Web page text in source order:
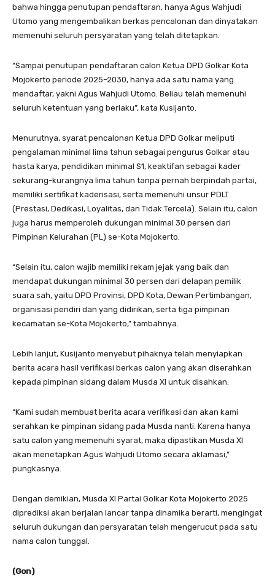
bahwa hingga penutupan pendaftaran, hanya Agus Wahjudi
Utomo yang mengembalikan berkas pencalonan dan dinyatakan
memenuhi seluruh persyaratan yang telah ditetapkan.
“Sampai penutupan pendaftaran calon Ketua DPD Golkar Kota
Mojokerto periode 2025–2030, hanya ada satu nama yang
mendaftar, yakni Agus Wahjudi Utomo. Beliau telah memenuhi
seluruh ketentuan yang berlaku”, kata Kusijanto.
Menurutnya, syarat pencalonan Ketua DPD Golkar meliputi
pengalaman minimal lima tahun sebagai pengurus Golkar atau
hasta karya, pendidikan minimal S1, keaktifan sebagai kader
sekurang-kurangnya lima tahun tanpa pernah berpindah partai,
memiliki sertifikat kaderisasi, serta memenuhi unsur PDLT
(Prestasi, Dedikasi, Loyalitas, dan Tidak Tercela). Selain itu, calon
juga harus memperoleh dukungan minimal 30 persen dari
Pimpinan Kelurahan (PL) se-Kota Mojokerto.
“Selain itu, calon wajib memiliki rekam jejak yang baik dan
mendapat dukungan minimal 30 persen dari delapan pemilik
suara sah, yaitu DPD Provinsi, DPD Kota, Dewan Pertimbangan,
organisasi pendiri dan yang didirikan, serta tiga pimpinan
kecamatan se-Kota Mojokerto,” tambahnya.
Lebih lanjut, Kusijanto menyebut pihaknya telah menyiapkan
berita acara hasil verifikasi berkas calon yang akan diserahkan
kepada pimpinan sidang dalam Musda XI untuk disahkan.
“Kami sudah membuat berita acara verifikasi dan akan kami
serahkan ke pimpinan sidang pada Musda nanti. Karena hanya
satu calon yang memenuhi syarat, maka dipastikan Musda XI
akan menetapkan Agus Wahjudi Utomo secara aklamasi,”
pungkasnya.
Dengan demikian, Musda XI Partai Golkar Kota Mojokerto 2025
diprediksi akan berjalan lancar tanpa dinamika berarti, mengingat
seluruh dukungan dan persyaratan telah mengerucut pada satu
nama calon tunggal.
(Gon)